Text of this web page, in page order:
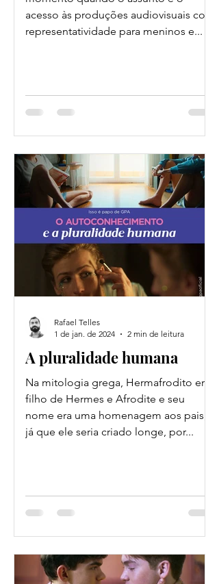
acesso às produções audiovisuais com
representatividade para meninos e...
A pluralidade humana
Na mitologia grega, Hermafrodito era
filho de Hermes e Afrodite e seu
nome era uma homenagem aos pais,
já que ele seria criado longe, por...
Rafael Telles
1 de jan. de 2024
2 min de leitura